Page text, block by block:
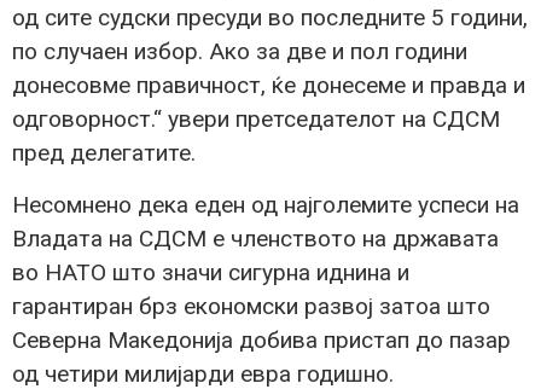
од сите судски пресуди во последните 5 години,
по случаен избор. Ако за две и пол години
донесовме правичност, ќе донесеме и правда и
одговорност.“ увери претседателот на СДСМ
пред делегатите.
Несомнено дека еден од најголемите успеси на
Владата на СДСМ е членството на државата
во НАТО што значи сигурна иднина и
гарантиран брз економски развој затоа што
Северна Македонија добива пристап до пазар
од четири милијарди евра годишно.